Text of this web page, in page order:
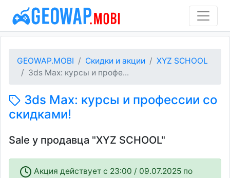
GEOWAP.MOBI Скидки и акции
XYZ SCHOOL
3ds Max: курсы и профе...
3ds Max: курсы и профессии со
скидками!
Sale у продавца "XYZ SCHOOL"
Акция действует c 23:00 / 09.07.2025 по